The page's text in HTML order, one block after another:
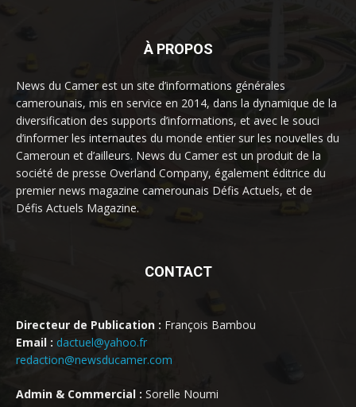
À PROPOS
News du Camer est un site d’informations générales
camerounais, mis en service en 2014, dans la dynamique de la
diversification des supports d’informations, et avec le souci
d’informer les internautes du monde entier sur les nouvelles du
Cameroun et d’ailleurs. News du Camer est un produit de la
société de presse Overland Company, également éditrice du
premier news magazine camerounais Défis Actuels, et de
Défis Actuels Magazine.
CONTACT
Directeur de Publication : François Bambou
Email : dactuel@yahoo.fr
redaction@newsducamer.com
Admin & Commercial : Sorelle Noumi